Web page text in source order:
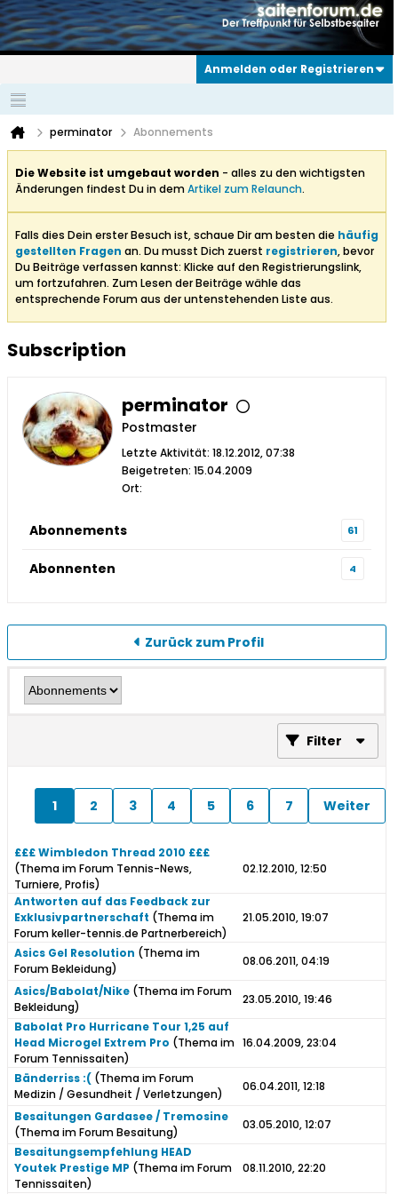
Anmelden oder Registrieren
perminator Abonnements
Die Website ist umgebaut worden - alles zu den wichtigsten
Änderungen findest Du in demArtikel zum Relaunch.
Falls dies Dein erster Besuch ist, schaue Dir am besten die häufig
gestellten Fragen an. Du musst Dich zuerst registrieren, bevor
Du Beiträge verfassen kannst: Klicke auf den Registrierungslink,
um fortzufahren. Zum Lesen der Beiträge wähle das
entsprechende Forum aus der untenstehenden Liste aus.
Subscription
perminator
Postmaster
Letzte Aktivität: 18.12.2012, 07:38
Beigetreten: 15.04.2009
Ort:
Abonnements 61
Abonnenten 4
Zurück zum Profil
Filter
1 2 3 4 5 6 7 Weiter
£££ Wimbledon Thread 2010 £££
(Thema im Forum Tennis-News,
Turniere, Profis)
02.12.2010, 12:50
Antworten auf das Feedback zur
Exklusivpartnerschaft (Thema im
Forumkeller-tennis.de Partnerbereich)
21.05.2010, 19:07
Asics Gel Resolution (Thema im
ForumBekleidung)
08.06.2011, 04:19
Asics/Babolat/Nike (Thema im Forum
Bekleidung)
23.05.2010, 19:46
Babolat Pro Hurricane Tour 1,25 auf
Head Microgel Extrem Pro (Thema im
Forum Tennissaiten)
16.04.2009, 23:04
Bänderriss :( (Thema im Forum
Medizin / Gesundheit / Verletzungen)
06.04.2011, 12:18
Besaitungen Gardasee / Tremosine
(Thema im ForumBesaitung)
03.05.2010, 12:07
Besaitungsempfehlung HEAD
Youtek Prestige MP (Thema im Forum
Tennissaiten)
08.11.2010, 22:20